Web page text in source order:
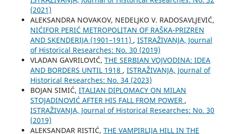
(2021)
ALEKSANDRA NOVAKOV, NEDELJKO V. RADOSAVLJEVIĆ,
NIĆIFOR PERIĆ METROPOLITAN OF RAŠKA-PRIZREN
AND SKENDERIJA (1901–1911) , ISTRAŽIVANJA, Јournal
of Historical Researches: No. 30 (2019)
VLADAN GAVRILOVIĆ, THE SERBIAN VOJVODINA: IDEA
AND BORDERS UNTIL 1918 , ISTRAŽIVANJA, Јournal of
Historical Researches: No. 34 (2023)
BOJAN SIMIĆ, ITALIAN DIPLOMACY ON MILAN
STOJADINOVIĆ AFTER HIS FALL FROM POWER ,
ISTRAŽIVANJA, Јournal of Historical Researches: No. 30
(2019)
ALEKSANDAR RISTIĆ, THE VAMPIRLIJA HILL IN THE